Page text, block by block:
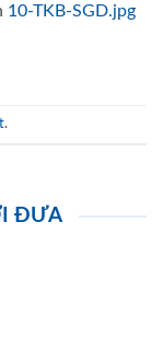
10-TKB-SGD.jpg
.
ĐƯA